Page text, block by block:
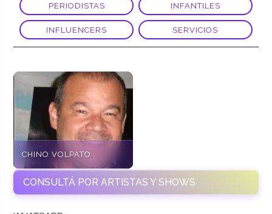
PERIODISTAS INFANTILES
INFLUENCERS SERVICIOS
CHINO VOLPATO
CONSULTÁ POR ARTISTAS Y SHOWS